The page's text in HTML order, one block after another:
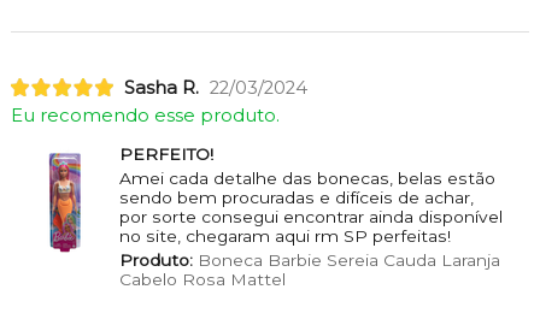
Sasha R. 22/03/2024
Eu recomendo esse produto.
PERFEITO!
Amei cada detalhe das bonecas, belas estão
sendo bem procuradas e difíceis de achar,
por sorte consegui encontrar ainda disponível
no site, chegaram aqui rm SP perfeitas!
Produto:Boneca Barbie Sereia Cauda Laranja
Cabelo Rosa Mattel